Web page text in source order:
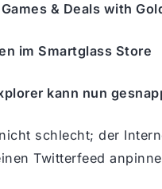
& Deals with
im Smartglass Store
kann nun
schlecht; der
Twitterfeed